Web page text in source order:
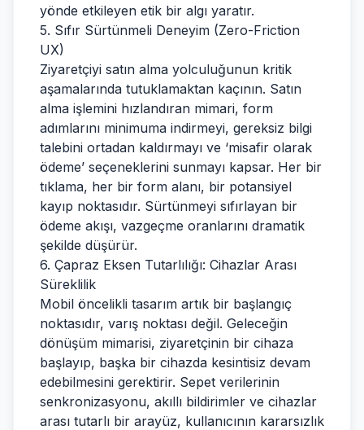
yönde etkileyen etik bir algı yaratır.
5. Sıfır Sürtünmeli Deneyim (Zero-Friction
UX)
Ziyaretçiyi satın alma yolculuğunun kritik
aşamalarında tutuklamaktan kaçının. Satın
alma işlemini hızlandıran mimari, form
adımlarını minimuma indirmeyi, gereksiz bilgi
talebini ortadan kaldırmayı ve ‘misafir olarak
ödeme’ seçeneklerini sunmayı kapsar. Her bir
tıklama, her bir form alanı, bir potansiyel
kayıp noktasıdır. Sürtünmeyi sıfırlayan bir
ödeme akışı, vazgeçme oranlarını dramatik
şekilde düşürür.
6. Çapraz Eksen Tutarlılığı: Cihazlar Arası
Süreklilik
Mobil öncelikli tasarım artık bir başlangıç
noktasıdır, varış noktası değil. Geleceğin
dönüşüm mimarisi, ziyaretçinin bir cihaza
başlayıp, başka bir cihazda kesintisiz devam
edebilmesini gerektirir. Sepet verilerinin
senkronizasyonu, akıllı bildirimler ve cihazlar
arası tutarlı bir arayüz, kullanıcının kararsızlık